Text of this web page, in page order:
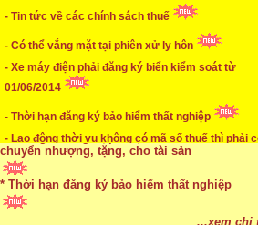
- Tin tức về các chính sách thuế
- Có thể vắng mặt tại phiên xử ly hôn
- Xe máy điện phải đăng ký biển kiểm soát từ
01/06/2014
- Thời hạn đăng ký bảo hiểm thất nghiệp
- Lao động thời vụ không có mã số thuế thì phải
số CMND
...xem chi
* Lập di chúc bằng miệng có cần đi công
* Những trường hợp được miễn thuế TNCN
chuyển nhượng, tặng, cho tài sản
* Thời hạn đăng ký bảo hiểm thất nghiệp